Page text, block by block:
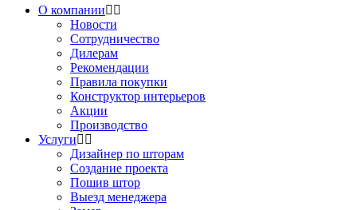
О компании
Новости
Сотрудничество
Дилерам
Рекомендации
Правила покупки
Конструктор интерьеров
Акции
Производство
Услуги
Дизайнер по шторам
Создание проекта
Пошив штор
Выезд менеджера